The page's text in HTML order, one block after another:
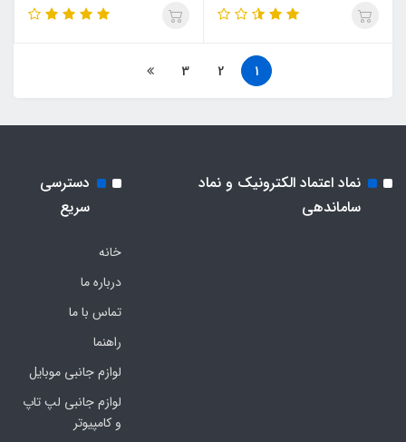
1
2
3
نماد اعتماد الکترونیک و نماد
ساماندهی
دسترسی
سریع
خانه
درباره ما
تماس با ما
راهنما
لوازم جانبی موبایل
لوازم جانبی لپ تاپ
و کامپیوتر